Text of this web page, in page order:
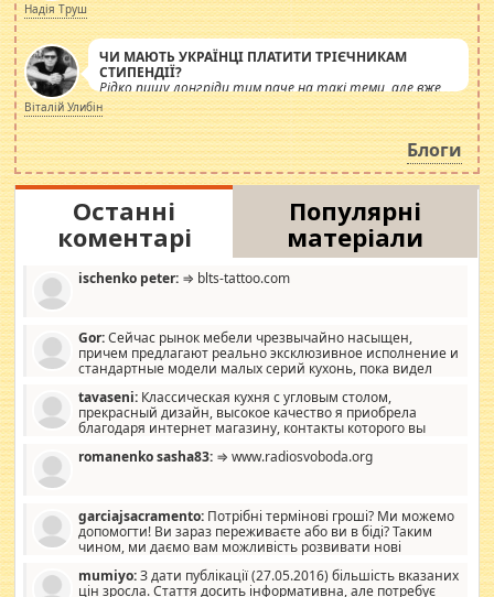
журналістів.
Надія Труш
ЧИ МАЮТЬ УКРАЇНЦІ ПЛАТИТИ ТРІЄЧНИКАМ
СТИПЕНДІЇ?
Рідко пишу лонгріди тим паче на такі теми, але вже
просто дістало! Обурюють сьогоднішні інсенуації
навколо стипендіального питання. Штучно
роздувається ще одна соціальна катастрофа.
Віталій Улибін
Блоги
Останні
коментарі
Популярні
матеріали
ischenko peter: ⇒ blts-tattoo.com
Gor:Сейчас рынок мебели чрезвычайно насыщен,
причем предлагают реально эксклюзивное исполнение и
стандартные модели малых серий кухонь, пока видел
стандартные формы, в MebelOk, креативненько и что главное -
со вкусом все в порядке, без ненужных наворотов удорожающих
мебель, а это не последний фактор.
tavaseni: Классическая кухня с угловым столом,
прекрасный дизайн, высокое качество я приобрела
благодаря интернет магазину, контакты которого вы
romanenko sasha83: ⇒ www.radiosvoboda.org
garciajsacramento: Потрібні термінові гроші? Ми можемо
допомогти! Ви зараз переживаєте або ви в біді? Таким
чином, ми даємо вам можливість розвивати нові
допомагати людям, які намагаються дати їм шанс. Кожен
mumiyo:З дати публікації (27.05.2016) більшість вказаних
цін зросла. Стаття досить інформативна, але потребує